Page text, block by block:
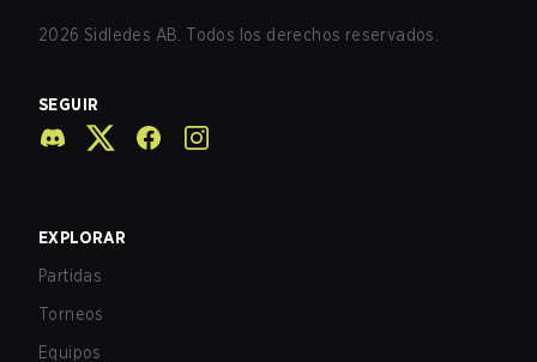
2026 Sidledes AB. Todos los derechos reservados.
SEGUIR
EXPLORAR
Partidas
Torneos
Equipos